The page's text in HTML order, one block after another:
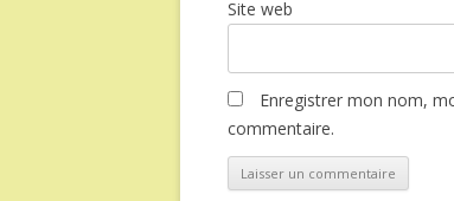
Site web
Enregistrer mon nom,
commentaire.